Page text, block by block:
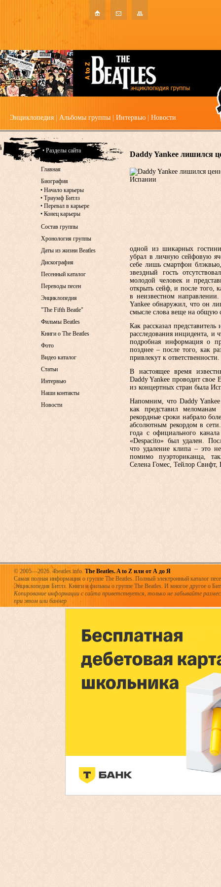
Энциклопедия Альбомы группы Интервью Новости
Daddy Yankee лишился
одной из шикарных
убрал в личную сейфовую
себе лишь смартфон
звездный гость
молодой человек и
открыть сейф, и после того,
в неизвестном
Yankee обнаружил, что он
смысле слова веще на общую
Как рассказал
расследования инцидента, и
подробная информация о
позднее – после того, как
привлекут к ответственности.
В настоящее время
Daddy Yankee проводит свое
из концертных стран была
Напомним, что Daddy
как представил меломанам
рекордные сроки набрало
абсолютным рекордом в
года с официального
«Despacito» был удален.
что удаление клипа – это
помимо пуэрториканца,
Селена Гомес, Тейлор
• Разделы сайта
Главная
Биография
• Начало карьеры
• Триумф Битлз
• Перевал в карьере
• Конец карьеры
Состав группы
Хронология группы
Даты из жизни Beatles
Дискография
Песенный каталог
Переводы песен
Энциклопедия
"The Fifth Beatle"
Фильмы Beatles
Книги о The Beatles
Фото
Видео каталог
Статьи
Интервью
Наши контакты
Новости
© 2005—2026. 4beatles.info. The Beatles. A to Z или от А до Я
Самая полная информация о группе The Beatles. Полный электронный каталог
Энциклопедия Битлз. Книги и фильмы о группе The Beatles. И многое другое о
Копирование информации с сайта приветствуется, только не забывайте
при этом или баннер